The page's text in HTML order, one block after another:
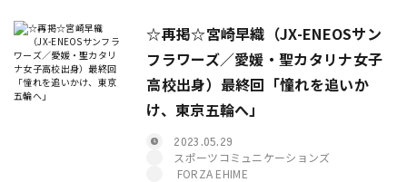
☆再掲☆宮崎早織（JX-ENEOSサン
フラワーズ／愛媛・聖カタリナ女子
高校出身）最終回「憧れを追いか
け、東京五輪へ」
2023.05.29
スポーツコミュニケーションズ
FORZA EHIME